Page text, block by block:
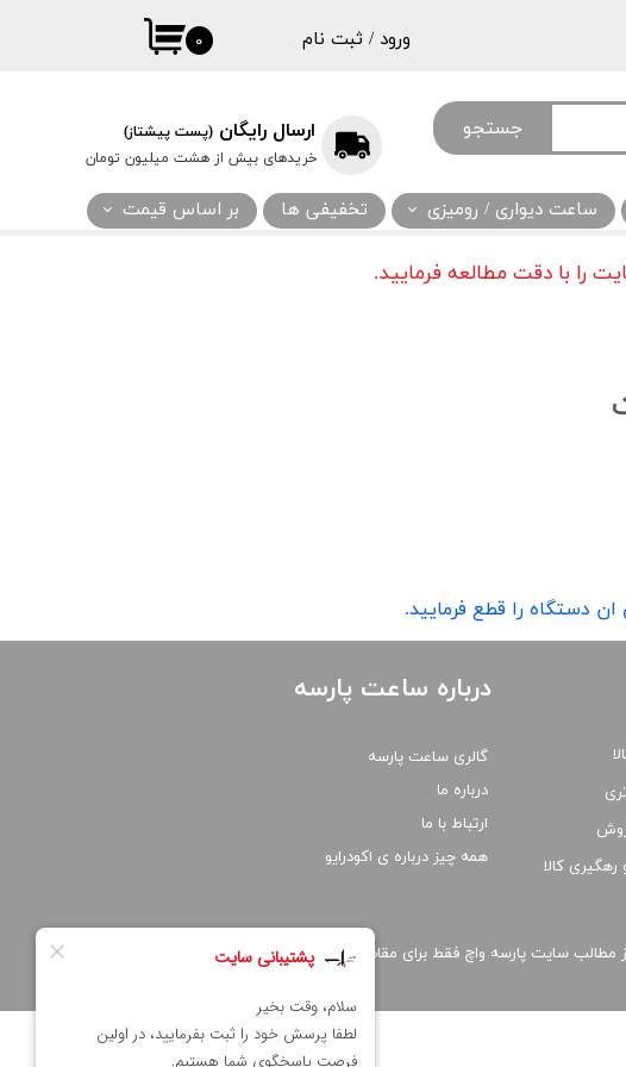
جستجو
۰ ورود / ثبت نام
تغییر گذر واژه
سفارشات
خروج از حساب
ساعت دیواری / رومیزی تخفیفی ها بر اساس قیمت
ارسال رایگان (پست پیشتاز)
خریدهای بیش از هشت میلیون تومان
را با دقت مطالعه فرمایید.
دستگاه را قطع​​​​​​​ فرمایید.
مطالب سایت پارسه واچ فقط برای مقاصد غیر تجاری و با ذکر منبع بلامانع است
درباره ساعت پارسه
گالری ساعت پارسه
درباره ما
ارتباط با ما
همه چیز درباره ی اکودرایو
رهگیری کالا